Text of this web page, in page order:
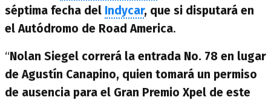
séptima fecha del Indycar, que si disputará en
el Autódromo de Road America.
“Nolan Siegel correrá la entrada No. 78 en lugar
de Agustín Canapino, quien tomará un permiso
de ausencia para el Gran Premio Xpel de este